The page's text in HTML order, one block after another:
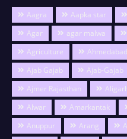
Aagra Aapka star
Agar
agar malwa
Agriculture
Ahmedabad
Ajab Gajab
Ajab-Gajab
Ajmer Rajasthan
Alwar
Amarkantak
Anuppur
Arang